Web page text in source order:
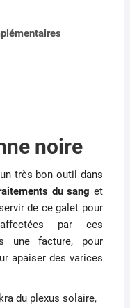
noire
très bon outil dans
du sang et
de ce galet pour
par ces
une facture, pour
apaiser des varices
du plexus solaire,